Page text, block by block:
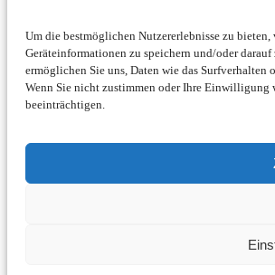
Um die bestmöglichen Nutzererlebnisse zu
Geräteinformationen zu speichern und/oder
ermöglichen Sie uns, Daten wie das Surfverhalten
Wenn Sie nicht zustimmen oder Ihre
beeinträchtigen.